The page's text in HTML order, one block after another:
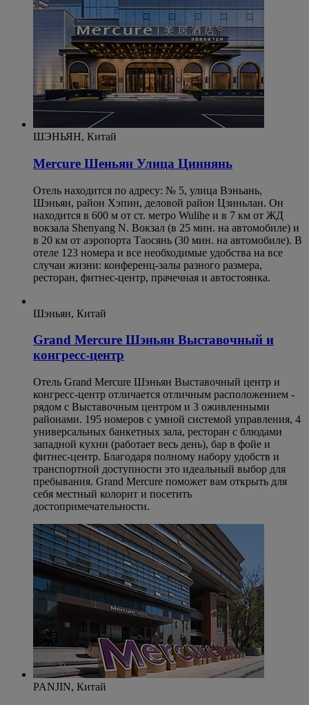
ШЭНЬЯН, Китай
Mercure Шеньян Улица Циннянь
Отель находится по адресу: № 5, улица Вэньань,
Шэньян, район Хэпин, деловой район Цзиньлан. Он
находится в 600 м от ст. метро Wulihe и в 7 км от ЖД
вокзала Shenyang N. Вокзал (в 25 мин. на автомобиле) и
в 20 км от аэропорта Таосянь (30 мин. на автомобиле). В
отеле 123 номера и все необходимые удобства на все
случаи жизни: конференц-залы разного размера,
ресторан, фитнес-центр, прачечная и автостоянка.
Шэньян, Китай
Grand Mercure Шэньян Выставочный и
конгресс-центр
Отель Grand Mercure Шэньян Выставочный центр и
конгресс-центр отличается отличным расположением -
рядом с Выставочным центром и 3 оживленными
районами. 195 номеров с умной системой управления, 4
универсальных банкетных зала, ресторан с блюдами
западной кухни (работает весь день), бар в фойе и
фитнес-центр. Благодаря полному набору удобств и
транспортной доступности это идеальный выбор для
пребывания. Grand Mercure поможет вам открыть для
себя местный колорит и посетить
достопримечательности.
PANJIN, Китай